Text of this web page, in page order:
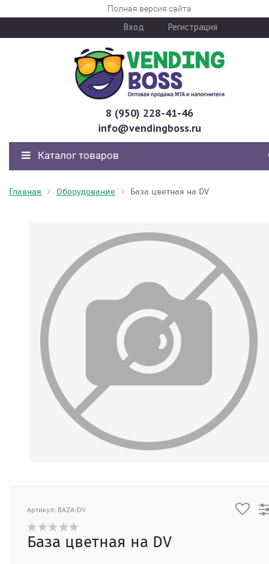
Полная версия сайта
Вход Регистрация
8 (950) 228-41-46
info@vendingboss.ru
Каталог товаров
Главная Оборудование База цветная на DV
Артикул: BAZA-DV
База цветная на DV